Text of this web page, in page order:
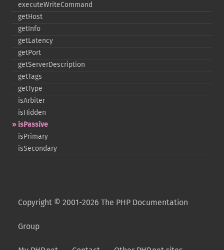
executeWriteCommand
getHost
getInfo
getLatency
getPort
getServerDescription
getTags
getType
isArbiter
isHidden
isPassive
isPrimary
isSecondary
Copyright © 2001-2026 The PHP Documentation
Group